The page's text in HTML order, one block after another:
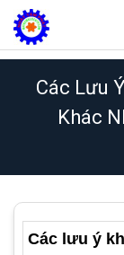
Các Lưu
Khác
Các lưu ý